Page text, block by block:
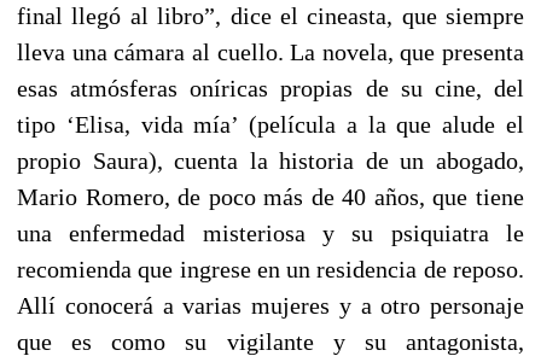
final llegó al libro”, dice el cineasta, que siempre
lleva una cámara al cuello. La novela, que presenta
esas atmósferas oníricas propias de su cine, del
tipo ‘Elisa, vida mía’ (película a la que alude el
propio Saura), cuenta la historia de un abogado,
Mario Romero, de poco más de 40 años, que tiene
una enfermedad misteriosa y su psiquiatra le
recomienda que ingrese en un residencia de reposo.
Allí conocerá a varias mujeres y a otro personaje
que es como su vigilante y su antagonista,